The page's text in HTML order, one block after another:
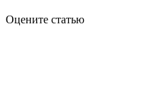
Оцените статью